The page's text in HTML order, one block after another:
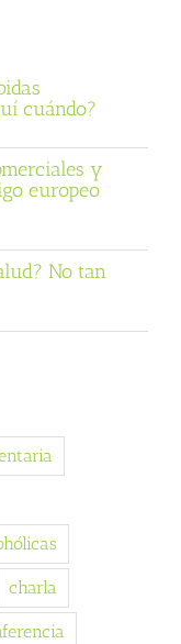
cuándo?
y
europeo
No tan
charla